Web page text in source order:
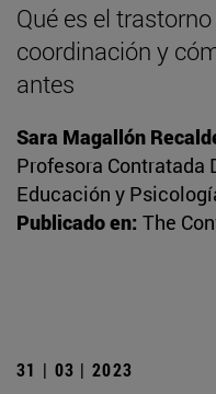
Qué es el
coordinación y
antes
Sara Magallón
Profesora Contratada
Educación y
Publicado en: The
31 | 03 | 2023